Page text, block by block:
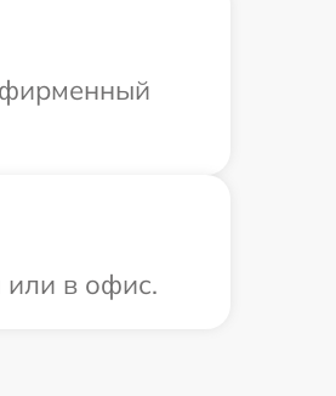
фирменный
в офис.